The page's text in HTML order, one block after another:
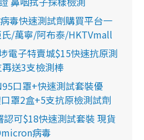
毒快速測試劑購買平台一
/萬寧/阿布泰/HKTVmall
電子特賣城$15快速抗原測
送3支檢測棒
口罩+快速測試套裝優
罩2盒+5支抗原檢測試劑
認可$18快速測試套裝 現貨
病毒